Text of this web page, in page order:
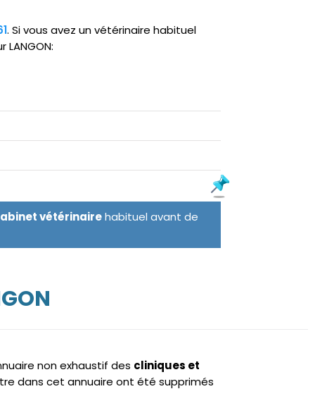
. Si vous avez un vétérinaire habituel
vétérinairehabituel avant de
non exhaustif des cliniques et
dans cet annuaire ont été supprimés